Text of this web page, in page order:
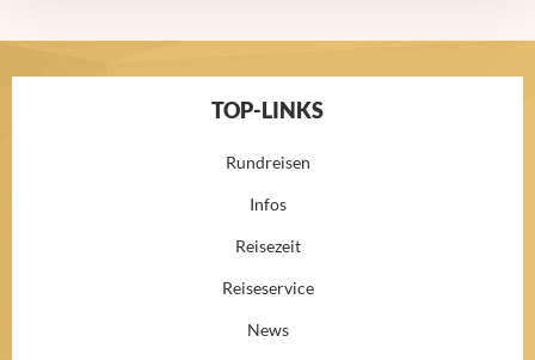
TOP-LINKS
Rundreisen
Infos
Reisezeit
Reiseservice
News